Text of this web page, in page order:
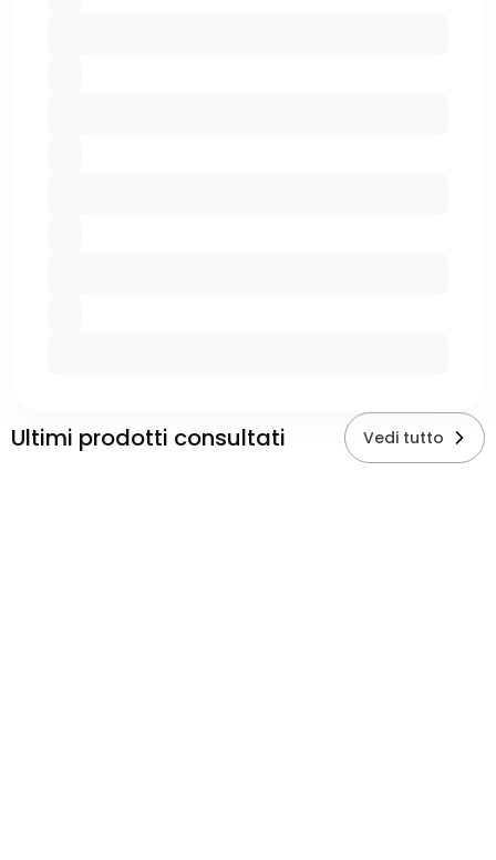
Ultimi prodotti consultati Vedi tutto